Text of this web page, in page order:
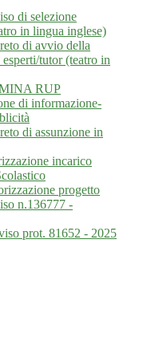
di selezione
in lingua inglese)
di avvio della
tutor (teatro in
RUP
di informazione-
di assunzione in
incarico
progetto
n.136777 -
prot. 81652 - 2025